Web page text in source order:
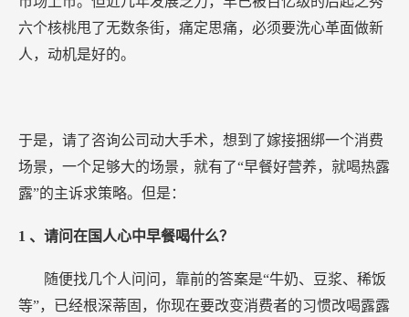
六个核桃甩了无数条街，痛定思痛，必须要洗心革面做新
人，动机是好的。
于是，请了咨询公司动大手术，想到了嫁接捆绑一个消费
场景，一个足够大的场景，就有了“早餐好营养，就喝热露
露”的主诉求策略。但是：
1 、请问在国人心中早餐喝什么？
随便找几个人问问，靠前的答案是“牛奶、豆浆、稀饭
等”，已经根深蒂固，你现在要改变消费者的习惯改喝露露